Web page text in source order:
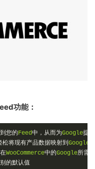
功能：
您的Feed中，从而为Google提
将现有产品数据映射到Google
WooCommerce中的Google所需
的默认值